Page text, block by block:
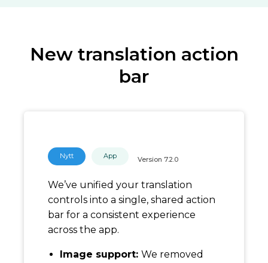
New translation action
bar
Nytt App Version 7.2.0
We’ve unified your translation
controls into a single, shared action
bar for a consistent experience
across the app.
Image support: We removed